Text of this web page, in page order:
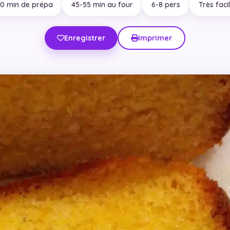
min de prépa 45-55 min au four 6-8 pers Très
Enregistrer Imprimer